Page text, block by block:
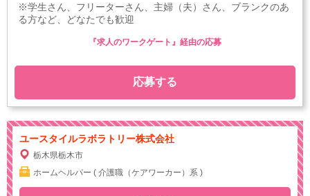
※学生さん、フリーターさん、主婦（夫）さん、ブランクのあ
る方など、どなたでも歓迎
応募する
『求人のワークゲート』経由の応募
ユースタイルラボラトリー株式会社
栃木県栃木市
ホームヘルパー ( 介護職（ケアワーカー）系 )